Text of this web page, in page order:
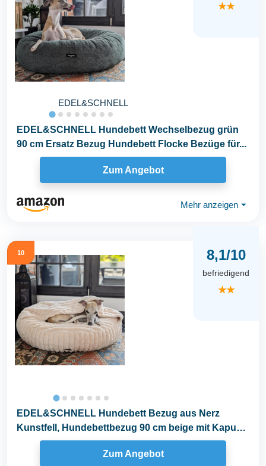
EDEL&SCHNELL
★★
EDEL&SCHNELL Hundebett Wechselbezug grün
90 cm Ersatz Bezug Hundebett Flocke Bezüge für...
Zum Angebot
Mehr anzeigen ⏷
10 8,1/10
befriedigend
★★
EDEL&SCHNELL Hundebett Bezug aus Nerz
Kunstfell, Hundebettbezug 90 cm beige mit Kapuze,
Ersatzbezug...
Zum Angebot